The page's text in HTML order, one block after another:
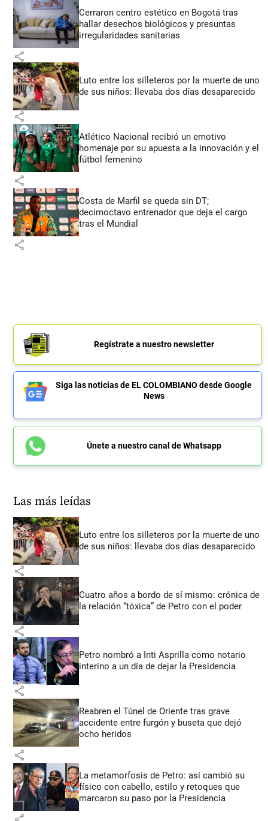
Cerraron centro estético en Bogotá tras
hallar desechos biológicos y presuntas
irregularidades sanitarias
share
Luto entre los silleteros por la muerte de uno
de sus niños: llevaba dos días desaparecido
share
Atlético Nacional recibió un emotivo
homenaje por su apuesta a la innovación y el
fútbol femenino
share
Costa de Marfil se queda sin DT;
decimoctavo entrenador que deja el cargo
tras el Mundial
share
Regístrate a nuestro newsletter
Siga las noticias de EL COLOMBIANO desde Google
News
Únete a nuestro canal de Whatsapp
Las más leídas
Luto entre los silleteros por la muerte de uno
de sus niños: llevaba dos días desaparecido
share
Cuatro años a bordo de sí mismo: crónica de
la relación “tóxica” de Petro con el poder
share
Petro nombró a Inti Asprilla como notario
interino a un día de dejar la Presidencia
share
Reabren el Túnel de Oriente tras grave
accidente entre furgón y buseta que dejó
ocho heridos
share
La metamorfosis de Petro: así cambió su
físico con cabello, estilo y retoques que
marcaron su paso por la Presidencia